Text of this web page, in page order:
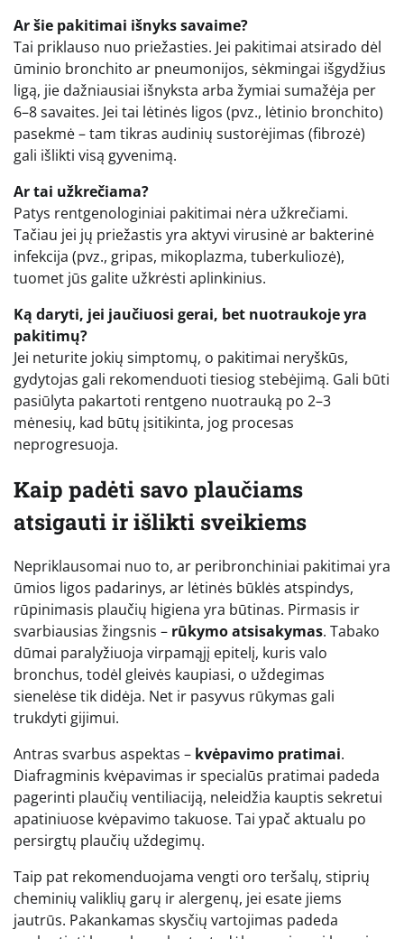
Ar šie pakitimai išnyks savaime?
Tai priklauso nuo priežasties. Jei pakitimai atsirado dėl
ūminio bronchito ar pneumonijos, sėkmingai išgydžius
ligą, jie dažniausiai išnyksta arba žymiai sumažėja per
6–8 savaites. Jei tai lėtinės ligos (pvz., lėtinio bronchito)
pasekmė – tam tikras audinių sustorėjimas (fibrozė)
gali išlikti visą gyvenimą.
Ar tai užkrečiama?
Patys rentgenologiniai pakitimai nėra užkrečiami.
Tačiau jei jų priežastis yra aktyvi virusinė ar bakterinė
infekcija (pvz., gripas, mikoplazma, tuberkuliozė),
tuomet jūs galite užkrėsti aplinkinius.
Ką daryti, jei jaučiuosi gerai, bet nuotraukoje yra
pakitimų?
Jei neturite jokių simptomų, o pakitimai neryškūs,
gydytojas gali rekomenduoti tiesiog stebėjimą. Gali būti
pasiūlyta pakartoti rentgeno nuotrauką po 2–3
mėnesių, kad būtų įsitikinta, jog procesas
neprogresuoja.
Kaip padėti savo plaučiams
atsigauti ir išlikti sveikiems
Nepriklausomai nuo to, ar peribronchiniai pakitimai yra
ūmios ligos padarinys, ar lėtinės būklės atspindys,
rūpinimasis plaučių higiena yra būtinas. Pirmasis ir
svarbiausias žingsnis – rūkymo atsisakymas. Tabako
dūmai paralyžiuoja virpamąjį epitelį, kuris valo
bronchus, todėl gleivės kaupiasi, o uždegimas
sienelėse tik didėja. Net ir pasyvus rūkymas gali
trukdyti gijimui.
Antras svarbus aspektas – kvėpavimo pratimai.
Diafragminis kvėpavimas ir specialūs pratimai padeda
pagerinti plaučių ventiliaciją, neleidžia kauptis sekretui
apatiniuose kvėpavimo takuose. Tai ypač aktualu po
persirgtų plaučių uždegimų.
Taip pat rekomenduojama vengti oro teršalų, stiprių
cheminių valiklių garų ir alergenų, jei esate jiems
jautrūs. Pakankamas skysčių vartojimas padeda